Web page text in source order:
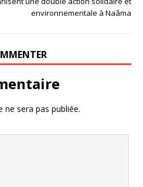
environnementale à Naâma
ne sera pas publiée.